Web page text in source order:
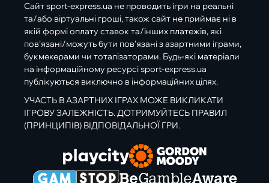
Сайт sport-express.ua не проводить ігри на реальні
та/або віртуальні гроші, також сайт не приймає ні в
якій формі оплату ставок та/інших платежів, які
пов’язані/можуть бути пов’язані з азартними іграми,
букмекерами чи тоталізаторами. Будь-які матеріали
на інформаційному ресурсі sport-express.ua
публікуються виключно в інформаційних цілях.
УЧАСТЬ В АЗАРТНИХ ІГРАХ МОЖЕ ВИКЛИКАТИ
ІГРОВУ ЗАЛЕЖНІСТЬ. ДОТРИМУЙТЕСЬ ПРАВИЛ
(ПРИНЦИПІВ) ВІДПОВІДАЛЬНОЇ ГРИ.